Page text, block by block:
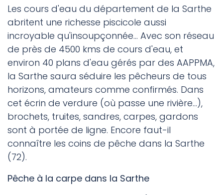
Les cours d'eau du département de la Sarthe
abritent une richesse piscicole aussi
incroyable qu'insoupçonnée... Avec son réseau
de près de 4500 kms de cours d'eau, et
environ 40 plans d'eau gérés par des AAPPMA,
la Sarthe saura séduire les pêcheurs de tous
horizons, amateurs comme confirmés. Dans
cet écrin de verdure (où passe une rivière...),
brochets, truites, sandres, carpes, gardons
sont à portée de ligne. Encore faut-il
connaître les coins de pêche dans la Sarthe
(72).
Pêche à la carpe dans la Sarthe